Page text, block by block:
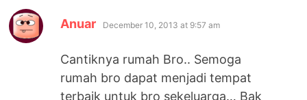
Anuar says:
December 10, 2013 at 9:57 am
Cantiknya rumah Bro.. Semoga
rumah bro dapat menjadi tempat
terbaik untuk bro sekeluarga… Bak